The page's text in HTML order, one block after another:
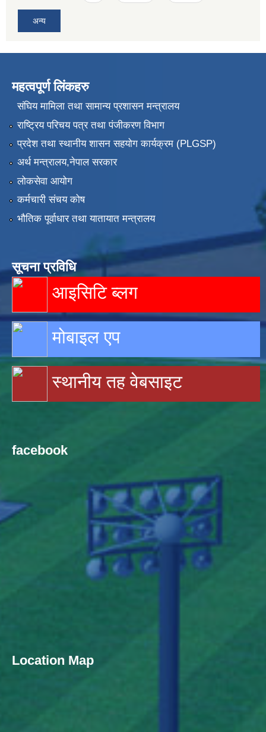
अन्य
महत्वपूर्ण लिंकहरु
संघिय मामिला तथा सामान्य प्रशासन मन्त्रालय
राष्ट्रिय परिचय पत्र तथा पंजीकरण विभाग
प्रदेश तथा स्थानीय शासन सहयोग कार्यक्रम (PLGSP)
अर्थ मन्त्रालय,नेपाल सरकार
लोकसेवा आयोग
कर्मचारी संचय कोष
भौतिक पूर्वाधार तथा यातायात मन्त्रालय
सूचना प्रविधि
आइसिटि ब्लग
मोबाइल एप
स्थानीय तह वेबसाइट
facebook
Location Map